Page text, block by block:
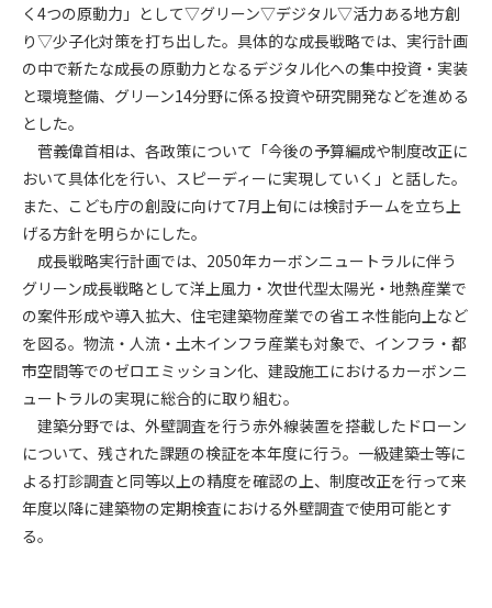
会社概要 お問い合わせ
個人情報保護方針
会員規約
く4つの原動力」として▽グリーン▽デジタル▽活力ある地方創
り▽少子化対策を打ち出した。具体的な成長戦略では、実行計画
の中で新たな成長の原動力となるデジタル化への集中投資・実装
と環境整備、グリーン14分野に係る投資や研究開発などを進める
とした。
菅義偉首相は、各政策について「今後の予算編成や制度改正に
おいて具体化を行い、スピーディーに実現していく」と話した。
また、こども庁の創設に向けて7月上旬には検討チームを立ち上
げる方針を明らかにした。
成長戦略実行計画では、2050年カーボンニュートラルに伴う
グリーン成長戦略として洋上風力・次世代型太陽光・地熱産業で
の案件形成や導入拡大、住宅建築物産業での省エネ性能向上など
を図る。物流・人流・土木インフラ産業も対象で、インフラ・都
市空間等でのゼロエミッション化、建設施工におけるカーボンニ
ュートラルの実現に総合的に取り組む。
建築分野では、外壁調査を行う赤外線装置を搭載したドローン
について、残された課題の検証を本年度に行う。一級建築士等に
よる打診調査と同等以上の精度を確認の上、制度改正を行って来
年度以降に建築物の定期検査における外壁調査で使用可能とす
る。
第2条（規約の変更）
本規約は、会員の了承を得ることなく、随時変更されることが
あります。変更内容は、建設資料館WEB上に表示した時点で直
ちに全ての会員が了承したものとみなします。
第4条（会員審査および資格の取り消し）
会員とは、本規約を承諾の上、所定の会員申込手続きを完了
後、管理者がこれを承認した者をいいます。
第4条（会員の定義と登録）
1. 管理者は前条により審査の結果、会員申込みをした者が以下
の何れかの項目に該当することがわかった場合、その者の会
員としての権限を承認しないことがあります。
(1) 会員申し込みをした者が実在しなかった場合
(2) 本規約に違反した場合/li>
(3) 会員申し込みの際、申告事項に虚偽があった場合
(4) 会員申込者が管理者所定の手続き通りに会員申込手続き処
理を行わなかった場合
(5) その他管理者が会員とすることを不適当と判断した場合
2. 管理者は承認後であっても承認した会員が前項の何れかに該
当することが判明した場合、会員資格を取り消すことがあり